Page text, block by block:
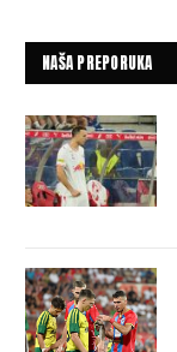
NAŠA PREPORUKA